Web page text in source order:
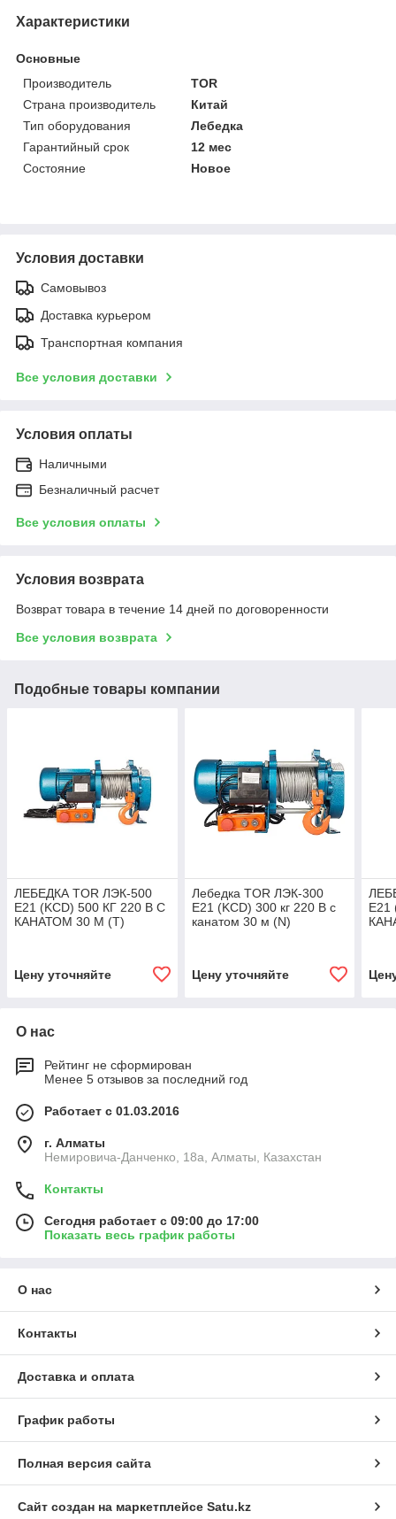
Характеристики
Основные
Производитель
TOR
Страна производитель
Китай
Тип оборудования
Лебедка
Гарантийный срок
12 мес
Состояние
Новое
Условия доставки
Самовывоз
Доставка курьером
Транспортная компания
Все условия доставки
Условия оплаты
Наличными
Безналичный расчет
Все условия оплаты
Условия возврата
Возврат товара в течение 14 дней по договоренности
Все условия возврата
Подобные товары компании
ЛЕБЕДКА TOR ЛЭК-500
E21 (KCD) 500 КГ 220 В С
КАНАТОМ 30 М (T)
Цену уточняйте
Лебедка TOR ЛЭК-300
E21 (KCD) 300 кг 220 В с
канатом 30 м (N)
Цену уточняйте
E21
О нас
Рейтинг не сформирован
Менее 5 отзывов за последний год
Работает с 01.03.2016
г. Алматы
Немировича-Данченко, 18а, Алматы, Казахстан
Контакты
Сегодня работает с 09:00 до 17:00
Показать весь график работы
О нас
Контакты
Доставка и оплата
График работы
Полная версия сайта
Сайт создан на маркетплейсе Satu.kz